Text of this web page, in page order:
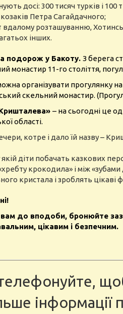
досі: 300 тисяч турків і
Петра Сагайдачного;
розташуванню,
інших.
подорож у Бакоту. З берега
монастир 11-го століття,
організувати
скельний монастир.
– на сьогодні це
області.
котре і дало їй назву –
діти побачать казкових
крокодила» і між
кристала і зроблять цікаві
до вподоби, бронюйте
цікавим і безпечним.
інформації